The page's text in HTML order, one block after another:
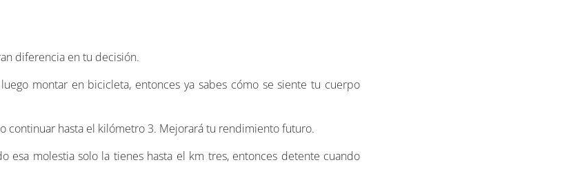
diferencia en tu decisión.
montar en bicicleta, entonces ya sabes cómo se siente tu cuerpo
continuar hasta el kilómetro 3. Mejorará tu rendimiento futuro.
esa molestia solo la tienes hasta el km tres, entonces detente cuando